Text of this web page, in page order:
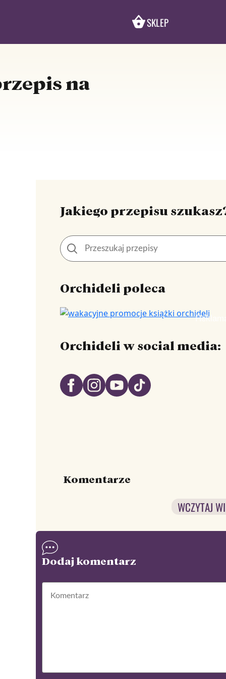
SKLEP
na
Jakiego przepisu
Orchideli poleca
Orchideli w social media:
Komentarze
WCZYTAJ
Dodaj komentarz